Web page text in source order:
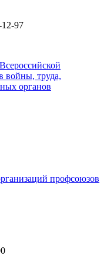
97
войны, труда,
органов
профсоюзов